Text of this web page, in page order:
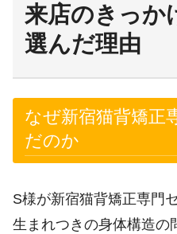
来店のきっか
選んだ理由
なぜ新宿猫背矯正
だのか
S様が新宿猫背矯正専門
生まれつきの身体構造の